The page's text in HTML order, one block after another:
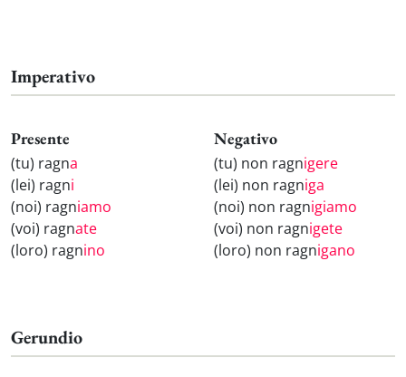
Imperativo
Presente
(tu) ragna
(lei) ragni
(noi) ragniamo
(voi) ragnate
(loro) ragnino
Negativo
(tu) non ragnigere
(lei) non ragniga
(noi) non ragnigiamo
(voi) non ragnigete
(loro) non ragnigano
Gerundio